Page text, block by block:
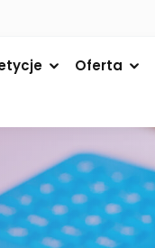
Oferta